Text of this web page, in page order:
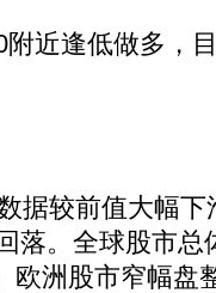
近逢低做多，
较前值大幅下
落。全球股市总
欧洲股市窄幅盘